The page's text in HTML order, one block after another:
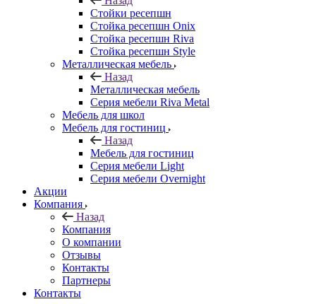
Стойки ресепшн
Стойка ресепшн Onix
Стойка ресепшн Riva
Стойка ресепшн Style
Металлическая мебель
Назад
Металлическая мебель
Серия мебели Riva Metal
Мебель для школ
Мебель для гостиниц
Назад
Мебель для гостиниц
Серия мебели Light
Серия мебели Overnight
Акции
Компания
Назад
Компания
О компании
Отзывы
Контакты
Партнеры
Контакты